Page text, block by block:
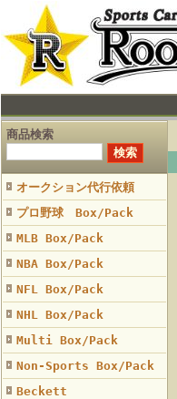
商品検索
オークション代行依頼
プロ野球 Box/Pack
MLB Box/Pack
NBA Box/Pack
NFL Box/Pack
NHL Box/Pack
Multi Box/Pack
Non-Sports Box/Pack
Beckett